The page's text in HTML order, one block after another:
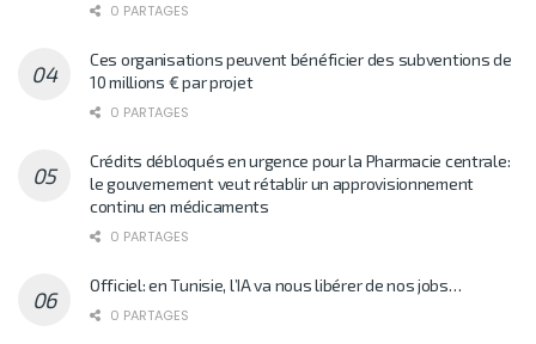
0 PARTAGES
Ces organisations peuvent bénéficier des subventions de
10 millions € par projet
0 PARTAGES
Crédits débloqués en urgence pour la Pharmacie centrale:
le gouvernement veut rétablir un approvisionnement
continu en médicaments
0 PARTAGES
Officiel: en Tunisie, l’IA va nous libérer de nos jobs…
0 PARTAGES